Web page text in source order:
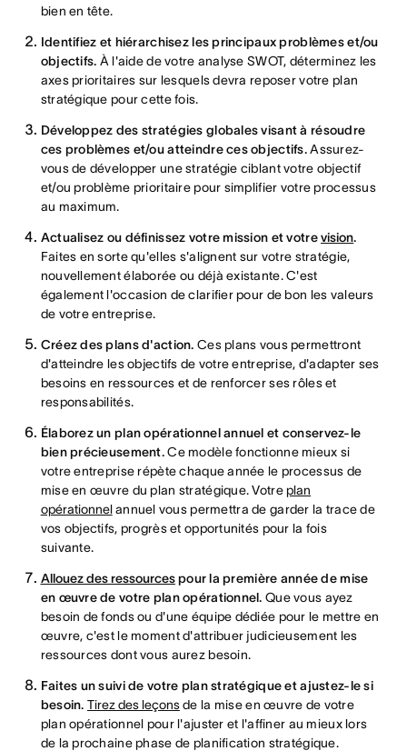
bien en tête.
Identifiez et hiérarchisez les principaux problèmes et/ou
objectifs. À l'aide de votre analyse SWOT, déterminez les
axes prioritaires sur lesquels devra reposer votre plan
stratégique pour cette fois.
Développez des stratégies globales visant à résoudre
ces problèmes et/ou atteindre ces objectifs.Assurez-
vous de développer une stratégie ciblant votre objectif
et/ou problème prioritaire pour simplifier votre processus
au maximum.
Actualisez ou définissez votre mission et votre vision.
Faites en sorte qu'elles s'alignent sur votre stratégie,
nouvellement élaborée ou déjà existante. C'est
également l'occasion de clarifier pour de bon les valeurs
de votre entreprise.
Créez des plans d'action. Ces plans vous permettront
d'atteindre les objectifs de votre entreprise, d'adapter ses
besoins en ressources et de renforcer ses rôles et
responsabilités.
Élaborez un plan opérationnel annuel et conservez-le
bien précieusement.Ce modèle fonctionne mieux si
votre entreprise répète chaque année le processus de
mise en œuvre du plan stratégique. Votreplan
opérationnelannuel vous permettra de garder la trace de
vos objectifs, progrès et opportunités pour la fois
suivante.
Allouez des ressources pour la première année de mise
en œuvre de votre plan opérationnel. Que vous ayez
besoin de fonds ou d'une équipe dédiée pour le mettre en
œuvre, c'est le moment d'attribuer judicieusement les
ressources dont vous aurez besoin.
Faites un suivi de votre plan stratégique et ajustez-le si
besoin. Tirez des leçonsde la mise en œuvre de votre
plan opérationnel pour l'ajuster et l'affiner au mieux lors
de la prochaine phase de planification stratégique.